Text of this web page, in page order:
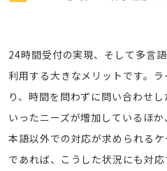
24時間受付の実現、そして多言
利用する大きなメリットです。
り、時間を問わずに問い合わせ
いったニーズが増加しているほ
本語以外での対応が求められる
であれば、こうした状況にも対